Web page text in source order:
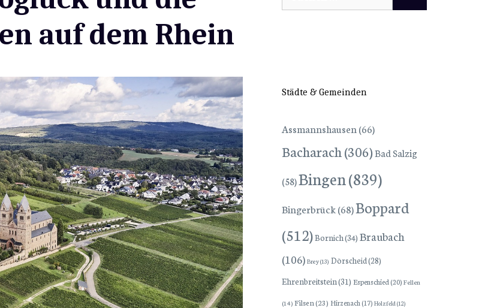
auf dem Rhein
nach:
Städte & Gemeinden
Assmannshausen (66)
Bacharach(306)Bad Salzig
(58)Bingen(839)
Bingerbrück(68)Boppard
(512)Bornich(34) Braubach
(106) Brey(13) Dörscheid(28)
Ehrenbreitstein(31) Espenschied (20) Fellen
(14) Filsen(23) Hirzenach (17) Holzfeld(12)